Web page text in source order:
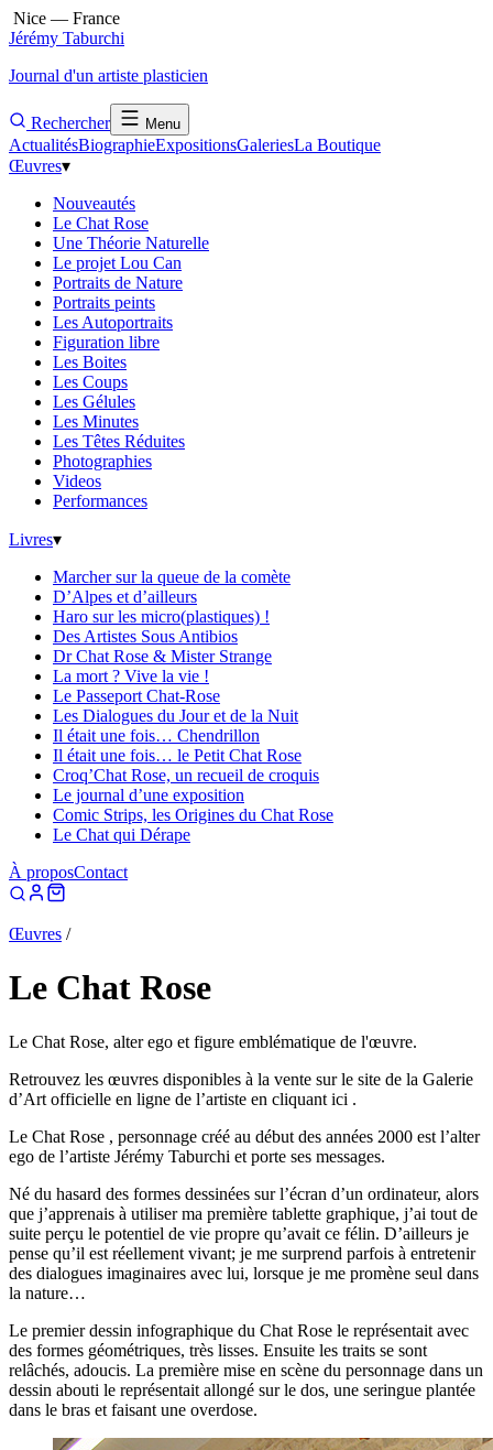
Nice — France
Jérémy Taburchi
Journal d'un artiste plasticien
Rechercher Menu
ActualitésBiographieExpositionsGaleriesLa Boutique
Œuvres▾
Nouveautés
Le Chat Rose
Une Théorie Naturelle
Le projet Lou Can
Portraits de Nature
Portraits peints
Les Autoportraits
Figuration libre
Les Boites
Les Coups
Les Gélules
Les Minutes
Les Têtes Réduites
Photographies
Videos
Performances
Livres▾
Marcher sur la queue de la comète
D’Alpes et d’ailleurs
Haro sur les micro(plastiques) !
Des Artistes Sous Antibios
Dr Chat Rose & Mister Strange
La mort ? Vive la vie !
Le Passeport Chat-Rose
Les Dialogues du Jour et de la Nuit
Il était une fois… Chendrillon
Il était une fois… le Petit Chat Rose
Croq’Chat Rose, un recueil de croquis
Le journal d’une exposition
Comic Strips, les Origines du Chat Rose
Le Chat qui Dérape
À proposContact
Œuvres /
Le Chat Rose
Le Chat Rose, alter ego et figure emblématique de l'œuvre.
Retrouvez les œuvres disponibles à la vente sur le site de la Galerie
d’Art officielle en ligne de l’artiste en cliquant ici .
Le Chat Rose , personnage créé au début des années 2000 est l’alter
ego de l’artiste Jérémy Taburchi et porte ses messages.
Né du hasard des formes dessinées sur l’écran d’un ordinateur, alors
que j’apprenais à utiliser ma première tablette graphique, j’ai tout de
suite perçu le potentiel de vie propre qu’avait ce félin. D’ailleurs je
pense qu’il est réellement vivant; je me surprend parfois à entretenir
des dialogues imaginaires avec lui, lorsque je me promène seul dans
la nature…
Le premier dessin infographique du Chat Rose le représentait avec
des formes géométriques, très lisses. Ensuite les traits se sont
relâchés, adoucis. La première mise en scène du personnage dans un
dessin abouti le représentait allongé sur le dos, une seringue plantée
dans le bras et faisant une overdose.